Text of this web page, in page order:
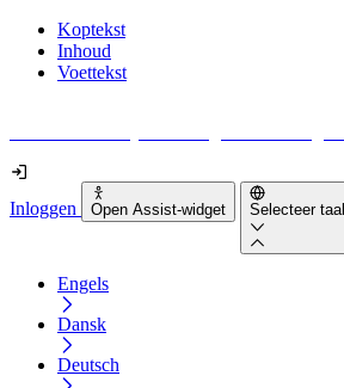
Koptekst
Inhoud
Voettekst
Inloggen Open Assist-widget Selecteer taal
Engels
Dansk
Deutsch